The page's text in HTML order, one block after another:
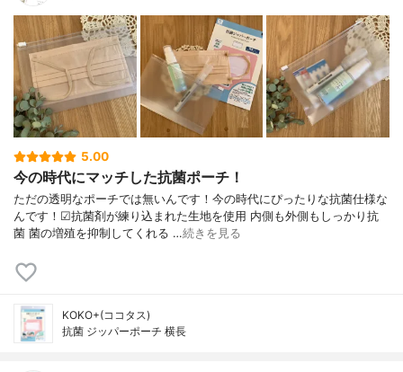
5.00
今の時代にマッチした抗菌ポーチ！
ただの透明なポーチでは無いんです！今の時代にぴったりな抗菌仕様な
んです！☑︎抗菌剤が練り込まれた生地を使用 内側も外側もしっかり抗
菌 菌の増殖を抑制してくれる …続きを見る
KOKO+(ココタス)
抗菌 ジッパーポーチ 横長